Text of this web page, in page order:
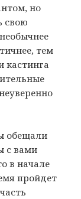
но
свою
тем
кастинга
обещали
с вами
в начале
пройдет